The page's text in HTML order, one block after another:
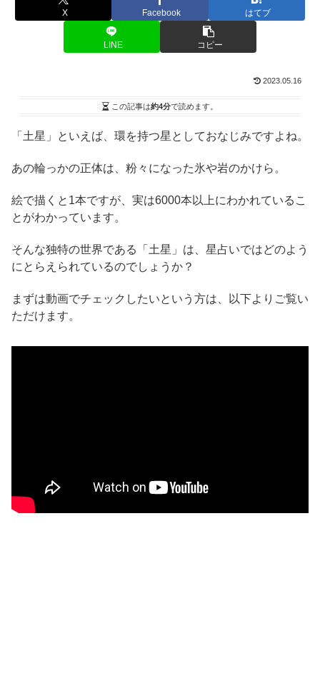
X Facebook はてブ
LINE コピー
2023.05.16
この記事は約4分で読めます。
「土星」といえば、環を持つ星としておなじみですよね。
あの輪っかの正体は、粉々になった氷や岩のかけら。
絵で描くと1本ですが、実は6000本以上にわかれているこ
とがわかっています。
そんな独特の世界である「土星」は、星占いではどのよう
にとらえられているのでしょうか？
まずは動画でチェックしたいという方は、以下よりご覧い
ただけます。